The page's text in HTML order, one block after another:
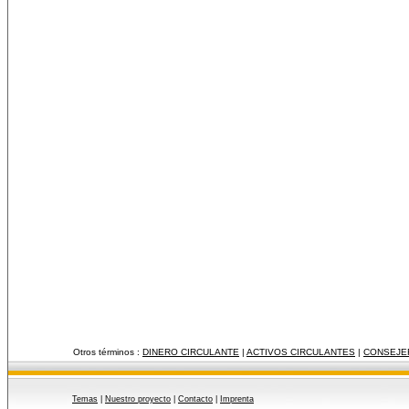
Otros términos : DINERO CIRCULANTE | ACTIVOS CIRCULANTES |
Temas Nuestro proyecto Contacto Imprenta